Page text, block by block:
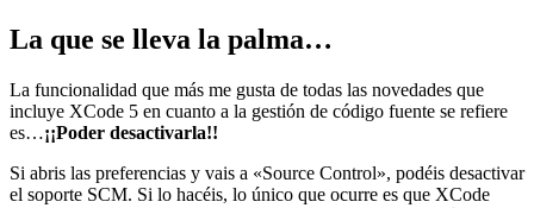
La que se lleva la palma…
La funcionalidad que más me gusta de todas las novedades que
incluye XCode 5 en cuanto a la gestión de código fuente se refiere
es…¡¡Poder desactivarla!!
Si abris las preferencias y vais a «Source Control», podéis desactivar
el soporte SCM. Si lo hacéis, lo único que ocurre es que XCode